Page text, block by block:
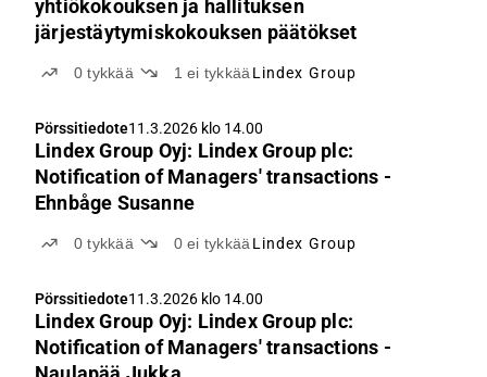
yhtiökokouksen ja hallituksen
järjestäytymiskokouksen päätökset
0tykkää 1ei tykkää Lindex Group
Pörssitiedote11.3.2026 klo 14.00
Lindex Group Oyj: Lindex Group plc:
Notification of Managers' transactions -
Ehnbåge Susanne
0tykkää 0ei tykkää Lindex Group
Pörssitiedote11.3.2026 klo 14.00
Lindex Group Oyj: Lindex Group plc:
Notification of Managers' transactions -